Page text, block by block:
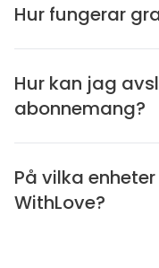
Hur fungerar
Hur kan jag
abonnemang?
På vilka
WithLove?